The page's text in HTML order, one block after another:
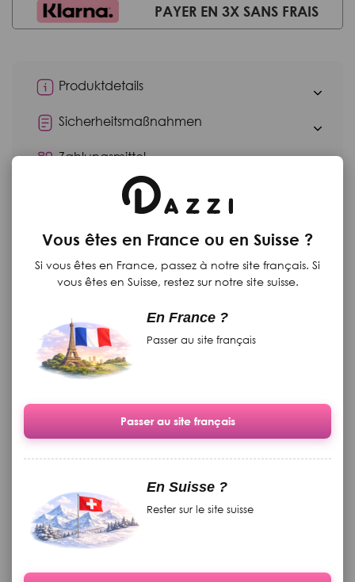
Vous êtes en France ou en Suisse ?
Si vous êtes en France, passez à notre site français. Si
vous êtes en Suisse, restez sur notre site suisse.
En France ?
Passer au site français
Passer au site français
En Suisse ?
Rester sur le site suisse
PAYER EN 3X SANS FRAIS
Produktdetails
Sicherheitsmaßnahmen
Zahlungsmittel
Rücksendungen
Haben Sie sich kürzlich angesehen?
Aroma von Orange, Zimt und
Vanille, mit Kakao-
Sheabutter, 15 g
auf Lager
Theoriebuch